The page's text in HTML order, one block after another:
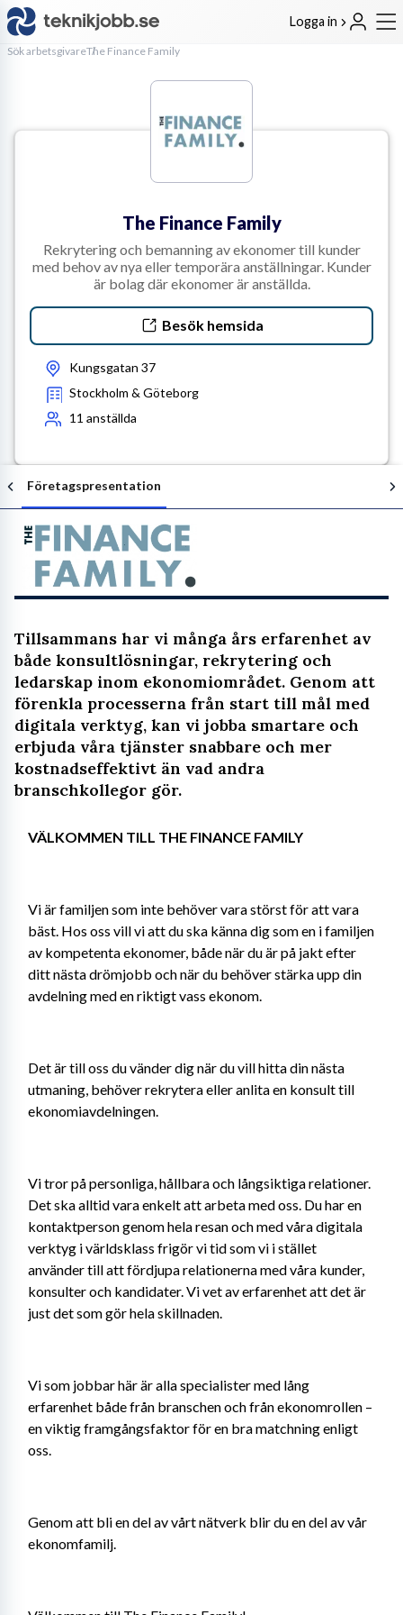
Logga in
Sök arbetsgivareThe Finance Family
The Finance Family
Rekrytering och bemanning av ekonomer till kunder
med behov av nya eller temporära anställningar. Kunder
är bolag där ekonomer är anställda.
Besök hemsida
Kungsgatan 37
Stockholm & Göteborg
11 anställda
Företagspresentation
Tillsammans har vi många års erfarenhet av
både konsultlösningar, rekrytering och
ledarskap inom ekonomiområdet. Genom att
förenkla processerna från start till mål med
digitala verktyg, kan vi jobba smartare och
erbjuda våra tjänster snabbare och mer
kostnadseffektivt än vad andra
branschkollegor gör.
VÄLKOMMEN TILL THE FINANCE FAMILY
Vi är familjen som inte behöver vara störst för att vara
bäst. Hos oss vill vi att du ska känna dig som en i familjen
av kompetenta ekonomer, både när du är på jakt efter
ditt nästa drömjobb och när du behöver stärka upp din
avdelning med en riktigt vass ekonom.
Det är till oss du vänder dig när du vill hitta din nästa
utmaning, behöver rekrytera eller anlita en konsult till
ekonomiavdelningen.
Vi tror på personliga, hållbara och långsiktiga relationer.
Det ska alltid vara enkelt att arbeta med oss. Du har en
kontaktperson genom hela resan och med våra digitala
verktyg i världsklass frigör vi tid som vi i stället
använder till att fördjupa relationerna med våra kunder,
konsulter och kandidater. Vi vet av erfarenhet att det är
just det som gör hela skillnaden.
Vi som jobbar här är alla specialister med lång
erfarenhet både från branschen och från ekonomrollen –
en viktig framgångsfaktor för en bra matchning enligt
oss.
Genom att bli en del av vårt nätverk blir du en del av vår
ekonomfamilj.